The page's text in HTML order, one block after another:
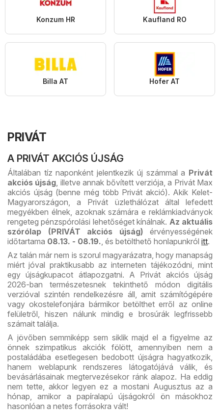
Konzum HR Kaufland RO
Billa AT Hofer AT
PRIVÁT
A PRIVÁT AKCIÓS ÚJSÁG
Általában tíz naponként jelentkezik új számmal a Privát
akciós újság, illetve annak bővített verziója, a Privát Max
akciós újság (benne még több Privát akció). Akik Kelet-
Magyarországon, a Privát üzlethálózat által lefedett
megyékben élnek, azoknak számára e reklámkiadványok
rengeteg pénzspórolási lehetőséget kínálnak. Az aktuális
szórólap (PRIVÁT akciós újság) érvényességének
időtartama 08.13. - 08.19., és betölthető honlapunkról itt.
Az talán már nem is szorul magyarázatra, hogy manapság
miért jóval praktikusabb az interneten tájékozódni, mint
egy újságkupacot átlapozgatni. A Privát akciós újság
2026-ban természetesnek tekinthető módon digitális
verzióval szintén rendelkezésre áll, amit számítógépére
vagy okostelefonjára bármikor betölthet erről az online
felületről, hiszen nálunk mindig e brosúrák legfrissebb
számait találja.
A jövőben semmiképp sem siklik majd el a figyelme az
önnek szimpatikus akciók fölött, amennyiben nem a
postaládába esetlegesen bedobott újságra hagyatkozik,
hanem weblapunk rendszeres látogatójává válik, és
bevásárlásainak megtervezésekor ránk alapoz. Ha eddig
nem tette, akkor legyen ez a mostani Augusztus az a
hónap, amikor a papíralapú újságokról ön másokhoz
hasonlóan a netes forrásokra vált!